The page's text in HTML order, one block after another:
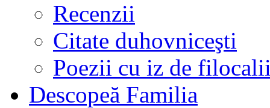
Recenzii
Citate duhovniceşti
Poezii cu iz de
Descopeă Familia